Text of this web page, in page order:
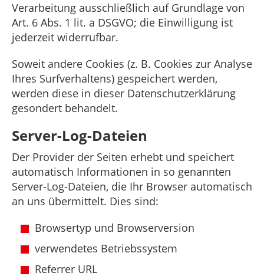
Verarbeitung ausschließlich auf Grundlage von
Art. 6 Abs. 1 lit. a DSGVO; die Einwilligung ist
jederzeit widerrufbar.
Soweit andere Cookies (z. B. Cookies zur Analyse
Ihres Surfverhaltens) gespeichert werden,
werden diese in dieser Datenschutzerklärung
gesondert behandelt.
Server-Log-Dateien
Der Provider der Seiten erhebt und speichert
automatisch Informationen in so genannten
Server-Log-Dateien, die Ihr Browser automatisch
an uns übermittelt. Dies sind:
Browsertyp und Browserversion
verwendetes Betriebssystem
Referrer URL